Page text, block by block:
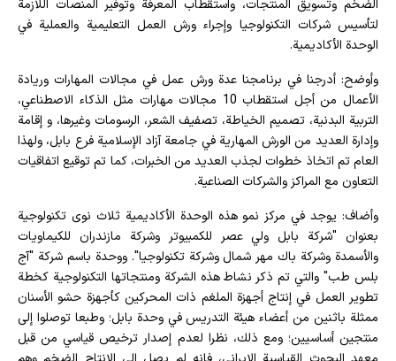
الضخم وتسويق المنتجات، واستقطاب المعرفة وتوفير المنصات اللازمة
لتأسيس شركات التكنولوجيا وإجراء ورش العمل التعليمية والعملية في
الوحدة الأكاديمية.
وأوضح: أدرجنا في برنامجنا عدة ورش عمل في مجالات المهارات وريادة
الأعمال من أجل استقطاب 10 مجالات مهارات مثل الذكاء الاصطناعي،
التربية البدنية، تصميم الخياطة، تصفيف الشعر، الرسومات وغيرها، و إقامة
وإدارة العديد من الورش المهارية في جامعة آزاد الإسلامية فرع بابل، ولهذا
العام تم اتخاذ خطوات لجذب العديد من الخبرات، كما تم توقيع اتفاقيات
التعاون مع المراكز والشركات الصناعية.
وأضاف: يوجد في مركز نمو هذه الوحدة الأكاديمية ثلاث نوى تكنولوجية
بعنوان "شركة بابل ولي عصر للكمبيوتر وشركة مازندران للكيماويات
والأسمدة وشركة باك مهر شمال وشركة تكنولوجيا". ووحدة باسم شركة "آج
بلس طب" والتي تم ذكر نشاط هذه الشركة ومنتجاتها التكنولوجية كخطة
تطوير العمل في إنتاج أجهزة الملغم ذات المحركين كأجهزة حشو الأسنان
ممثلة باثنين من أعضاء هيئة التدريس في وحدة بابل؛ وطبعا توصلوا إلى
منتجين أساسيين؛ ومع ذلك، نظرا لعدم إصدار ترخيص قياسي من قبل